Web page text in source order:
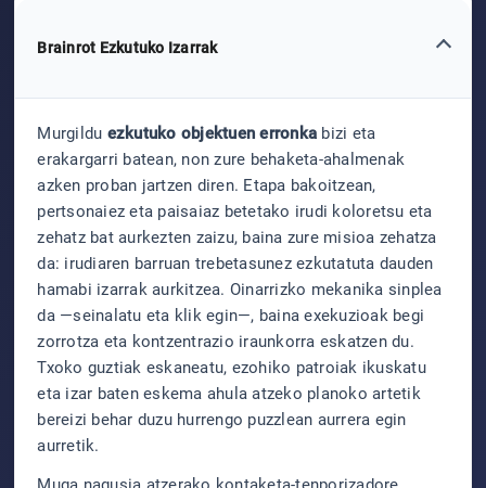
Brainrot Ezkutuko Izarrak
Murgildu ezkutuko objektuen erronka bizi eta
erakargarri batean, non zure behaketa-ahalmenak
azken proban jartzen diren. Etapa bakoitzean,
pertsonaiez eta paisaiaz betetako irudi koloretsu eta
zehatz bat aurkezten zaizu, baina zure misioa zehatza
da: irudiaren barruan trebetasunez ezkutatuta dauden
hamabi izarrak aurkitzea. Oinarrizko mekanika sinplea
da —seinalatu eta klik egin—, baina exekuzioak begi
zorrotza eta kontzentrazio iraunkorra eskatzen du.
Txoko guztiak eskaneatu, ezohiko patroiak ikuskatu
eta izar baten eskema ahula atzeko planoko artetik
bereizi behar duzu hurrengo puzzlean aurrera egin
aurretik.